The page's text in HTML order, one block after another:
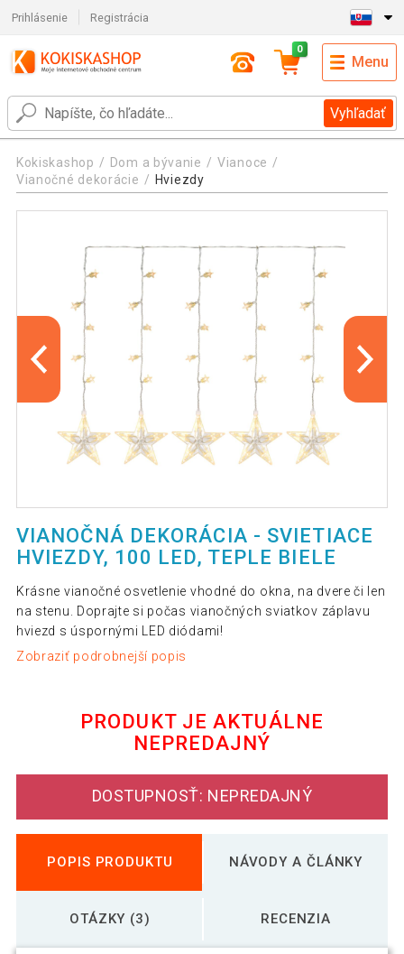
Prihlásenie Registrácia
Vyhľadať
0
Menu
Kokiskashop Dom a bývanie
Vianoce
Vianočné dekorácie
Hviezdy
VIANOČNÁ DEKORÁCIA - SVIETIACE
HVIEZDY, 100 LED, TEPLE BIELE
Krásne vianočné osvetlenie vhodné do okna, na dvere či len
na stenu. Doprajte si počas vianočných sviatkov záplavu
hviezd s úspornými LED diódami!
Zobraziť podrobnejší popis
PRODUKT JE AKTUÁLNE
NEPREDAJNÝ
DOSTUPNOSŤ: NEPREDAJNÝ
POPIS PRODUKTU NÁVODY A ČLÁNKY
OTÁZKY (3) RECENZIA